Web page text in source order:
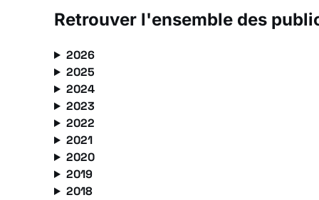
Retrouver l'ensemble des
2026
2025
2024
2023
2022
2021
2020
2019
2018